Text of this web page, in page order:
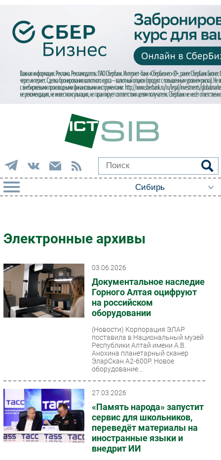
Импорто­замещение
Автоматизация Промышленности
Интернет
Мобильная связь
Фиксированная связь
Интеграция
Рынок ПК
Outsourcing
Кадры
Регулирование
Финансы
Web
Электронные архивы
03.06.2026
Документальное наследие
Горного Алтая оцифруют
на российском
оборудовании
(Новости) Корпорация ЭЛАР
поставила в Национальный музей
Республики Алтай имени А.В.
Анохина планетарный сканер
ЭларСкан А2-600Р. Новое
оборудование...
27.03.2026
«Память народа» запустит
сервис для школьников,
переведёт материалы на
иностранные языки и
внедрит ИИ